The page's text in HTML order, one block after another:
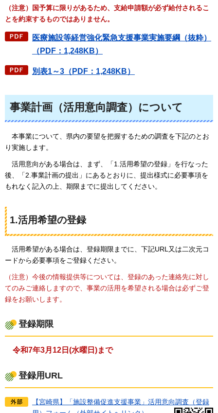
（注意）国予算に限りがあるため、支給申請額が必ず給付されるこ
とを約束するものではありません。
医療施設等経営強化緊急支援事業実施要綱（抜粋）
（PDF：1,248KB）
別表1～3（PDF：1,248KB）
事業計画（活用意向調査）について
本事業について、県内の要望を把握するための調査を下記のとお
り実施します。
活用意向がある場合は、まず、「1.活用希望の登録」を行なった
後、「2.事業計画の提出」にあるとおりに、提出様式に必要事項を
もれなく記入の上、期限までに提出してください。
1.活用希望の登録
活用希望がある場合は、登録期限までに、下記URL又は二次元コ
ードから必要事項をご登録ください。
（注意）今後の情報提供等については、登録のあった連絡先に対し
てのみご連絡しますので、事業の活用を希望される場合は必ずご登
録をお願いします。
登録期限
令和7年3月12日(水曜日)まで
登録用URL
【宮崎県】「施設整備促進支援事業」活用意向調査（登録